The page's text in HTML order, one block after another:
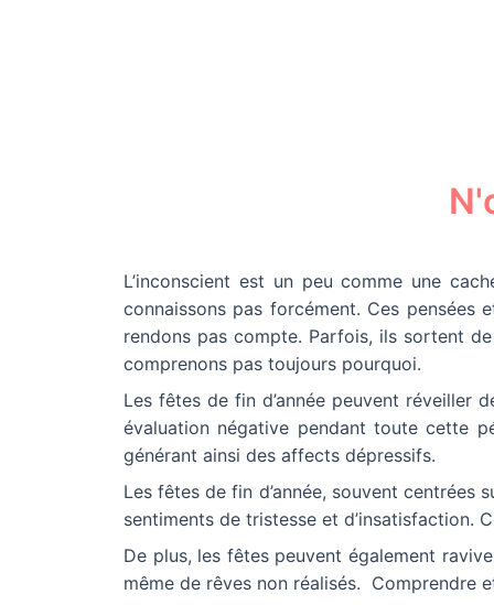
L’inconscient est un peu comme une
connaissons pas forcément. Ces pensées
rendons pas compte. Parfois, ils sortent
comprenons pas toujours pourquoi.
Les fêtes de fin d’année peuvent réveiller
évaluation négative pendant toute cette
générant ainsi des affects dépressifs.
Les fêtes de fin d’année, souvent
sentiments de tristesse et d’insatisfaction.
De plus, les fêtes peuvent également
même de rêves non réalisés. Comprendre